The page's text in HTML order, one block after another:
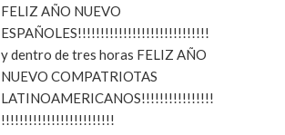
FELIZ AÑO NUEVO
ESPAÑOLES!!!!!!!!!!!!!!!!!!!!!!!!!!!!!
y dentro de tres horas FELIZ AÑO
NUEVO COMPATRIOTAS
LATINOAMERICANOS!!!!!!!!!!!!!!!!
!!!!!!!!!!!!!!!!!!!!!!!!!